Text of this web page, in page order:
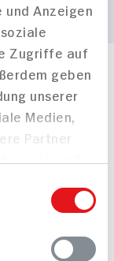
und Anzeigen
Zugriffe auf
geben
unserer
Medien,
Partner